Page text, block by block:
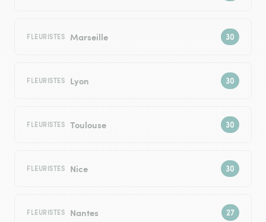
FLEURISTES Marseille
FLEURISTES Lyon
FLEURISTES Toulouse
FLEURISTES Nice
FLEURISTES Nantes